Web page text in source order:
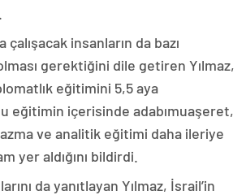
insanların da bazı
gerektiğini dile getiren Yılmaz,
eğitimini 5,5 aya
eğitimin içerisinde adabımuaşeret,
ve analitik eğitimi daha ileriye
yer aldığını bildirdi.
da yanıtlayan Yılmaz, İsrail’in